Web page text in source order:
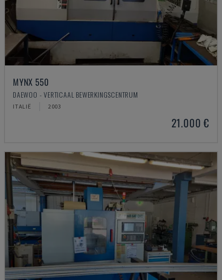
MYNX 550
DAEWOO - VERTICAAL BEWERKINGSCENTRUM
ITALIË 2003
21.000 €